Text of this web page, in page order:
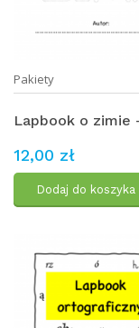
Pakiety
12,00 zł
Dodaj do koszyka